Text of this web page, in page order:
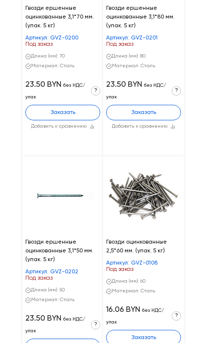
Гвозди ершенные
оцинкованные 3,1*70 мм.
(упак. 5 кг)
Артикул: GVZ-0200
Под заказ
Длина (мм): 70
Материал: Сталь
Добавить к сравнению
23.50 BYN без НДС/
упак
?
Заказать
Гвозди ершенные
оцинкованные 3,1*80 мм.
(упак. 5 кг)
Артикул: GVZ-0201
Под заказ
Длина (мм): 80
Материал: Сталь
Добавить к сравнению
23.50 BYN без НДС/
упак
?
Заказать
Гвозди ершенные
оцинкованные 3,1*50 мм.
(упак. 5 кг)
Артикул: GVZ-0202
Под заказ
Длина (мм): 50
Материал: Сталь
23.50 BYN без НДС/
упак
?
Гвозди оцинкованные
2,5*60 мм. (упак. 5 кг)
Артикул: GVZ-0108
Под заказ
Длина (мм): 60
Материал: Сталь
16.06 BYN без НДС/
упак
?
Заказать